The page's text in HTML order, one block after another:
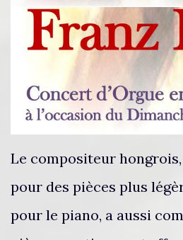
Le compositeur
pour des pièces plus
pour le piano, a aussi